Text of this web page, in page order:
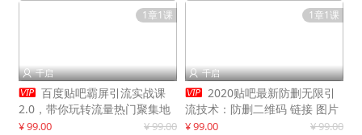
1章1课
 千启
 百度贴吧霸屏引流实战课
2.0，带你玩转流量热门聚集地
¥ 99.00 ¥ 99.00
1章1课
 千启
 2020贴吧最新防删无限引
流技术：防删二维码 链接 图片
制作
¥ 99.00 ¥ 99.00